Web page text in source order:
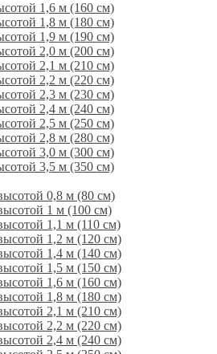
1,6 м (160 см)
1,8 м (180 см)
1,9 м (190 см)
2,0 м (200 см)
2,1 м (210 см)
2,2 м (220 см)
2,3 м (230 см)
2,4 м (240 см)
2,5 м (250 см)
2,8 м (280 см)
3,0 м (300 см)
3,5 м (350 см)
0,8 м (80 см)
1 м (100 см)
1,1 м (110 см)
1,2 м (120 см)
1,4 м (140 см)
1,5 м (150 см)
1,6 м (160 см)
1,8 м (180 см)
2,1 м (210 см)
2,2 м (220 см)
2,4 м (240 см)